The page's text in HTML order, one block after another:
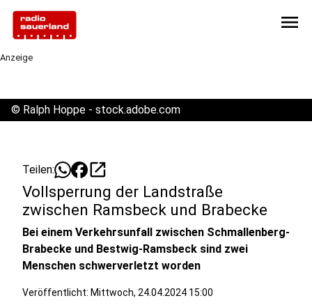
menu
Anzeige
© Ralph Hoppe - stock.adobe.com
Teilen: open_in_new
Vollsperrung der Landstraße
zwischen Ramsbeck und Brabecke
Bei einem Verkehrsunfall zwischen Schmallenberg-
Brabecke und Bestwig-Ramsbeck sind zwei
Menschen schwerverletzt worden
Veröffentlicht: Mittwoch, 24.04.2024 15:00